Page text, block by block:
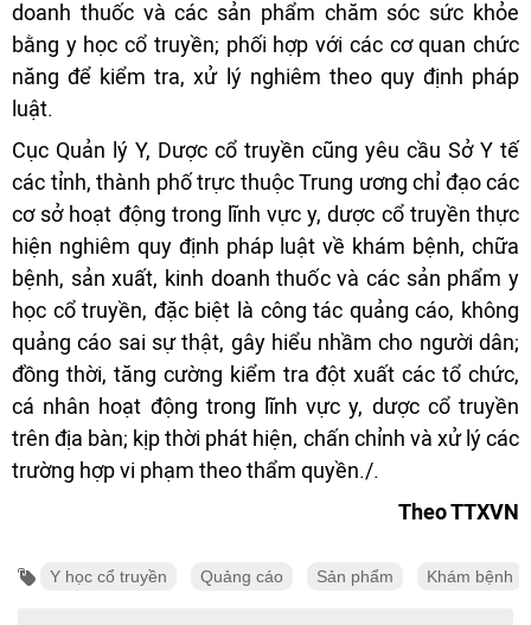
doanh thuốc và các sản phẩm chăm sóc sức khỏe
bằng y học cổ truyền; phối hợp với các cơ quan chức
năng để kiểm tra, xử lý nghiêm theo quy định pháp
luật.
Cục Quản lý Y, Dược cổ truyền cũng yêu cầu Sở Y tế
các tỉnh, thành phố trực thuộc Trung ương chỉ đạo các
cơ sở hoạt động trong lĩnh vực y, dược cổ truyền thực
hiện nghiêm quy định pháp luật về khám bệnh, chữa
bệnh, sản xuất, kinh doanh thuốc và các sản phẩm y
học cổ truyền, đặc biệt là công tác quảng cáo, không
quảng cáo sai sự thật, gây hiểu nhầm cho người dân;
đồng thời, tăng cường kiểm tra đột xuất các tổ chức,
cá nhân hoạt động trong lĩnh vực y, dược cổ truyền
trên địa bàn; kịp thời phát hiện, chấn chỉnh và xử lý các
trường hợp vi phạm theo thẩm quyền./.
Theo TTXVN
Y học cổ truyền Quảng cáo Sản phẩm Khám bệnh